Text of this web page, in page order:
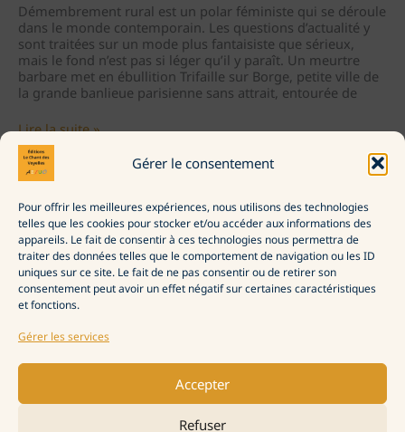
Gérer le consentement
Pour offrir les meilleures expériences, nous utilisons des technologies
telles que les cookies pour stocker et/ou accéder aux informations des
appareils. Le fait de consentir à ces technologies nous permettra de
traiter des données telles que le comportement de navigation ou les ID
uniques sur ce site. Le fait de ne pas consentir ou de retirer son
consentement peut avoir un effet négatif sur certaines caractéristiques
et fonctions.
Gérer les services
Accepter
Refuser
Démembrement rural est un polar féministe qui se déroule
dans le monde contemporain. Les questions d’actualité y
sont traitées sur un mode plus fantaisiste que sérieux,
mais le fond n’est pas si léger qu’il y paraît. Un meurtre
barbare met en ébullition Trifaille sur Borge, petite ville de
la grande banlieue parisienne sans attrait, entourée de
Démembrement
rural
Lire la suite »
La Maison d’édition
Commander
Politique de confidentialité
Politique de cookies (UE)